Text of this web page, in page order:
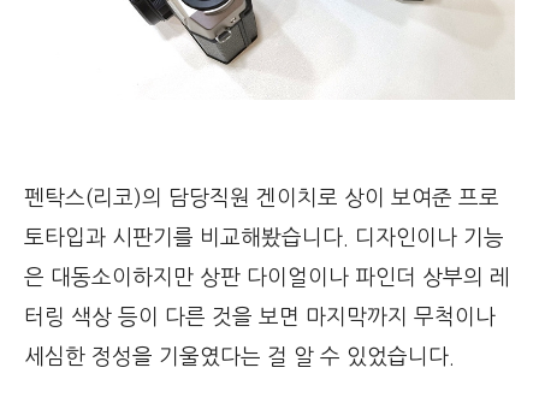
펜탁스(리코)의 담당직원 겐이치로 상이 보여준 프로
토타입과 시판기를 비교해봤습니다. 디자인이나 기능
은 대동소이하지만 상판 다이얼이나 파인더 상부의 레
터링 색상 등이 다른 것을 보면 마지막까지 무척이나
세심한 정성을 기울였다는 걸 알 수 있었습니다.